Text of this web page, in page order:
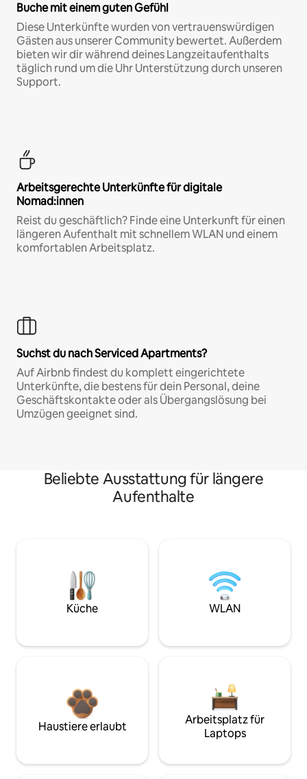
Buche mit einem guten Gefühl
Diese Unterkünfte wurden von vertrauenswürdigen
Gästen aus unserer Community bewertet. Außerdem
bieten wir dir während deines Langzeitaufenthalts
täglich rund um die Uhr Unterstützung durch unseren
Support.
Arbeitsgerechte Unterkünfte für digitale
Nomad:innen
Reist du geschäftlich? Finde eine Unterkunft für einen
längeren Aufenthalt mit schnellem WLAN und einem
komfortablen Arbeitsplatz.
Suchst du nach Serviced Apartments?
Auf Airbnb findest du komplett eingerichtete
Unterkünfte, die bestens für dein Personal, deine
Geschäftskontakte oder als Übergangslösung bei
Umzügen geeignet sind.
Beliebte Ausstattung für längere
Aufenthalte
Küche WLAN
Haustiere erlaubt
Arbeitsplatz für
Laptops